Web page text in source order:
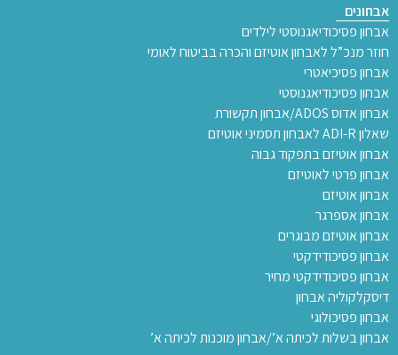
אבחונים
אבחון פסיכודיאגנוסטי לילדים
חוזר מנכ”ל לאבחון אוטיזם והכרה בביטוח לאומי
אבחון פסיכיאטרי
אבחון פסיכודיאגנוסטי
אבחון אדוס ADOS/אבחון תקשורת
שאלון ADI-R לאבחון תסמיני אוטיזם
אבחון אוטיזם בתפקוד גבוה
אבחון פרטי לאוטיזם
אבחון אוטיזם
אבחון אספרגר
אבחון אוטיזם מבוגרים
אבחון פסיכודידקטי
אבחון פסיכודידקטי מחיר
דיסקלקוליה אבחון
אבחון פסיכולוגי
אבחון בשלות לכיתה א’/אבחון מוכנות לכיתה א’